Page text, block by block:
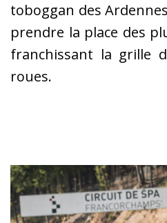
toboggan des
prendre la place des
franchissant la grille
roues.